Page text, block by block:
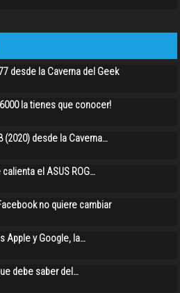
desde la Caverna del Geek
la tienes que conocer!
(2020) desde la Caverna…
el ASUS ROG…
no quiere cambiar
Apple y Google, la…
debe saber del…